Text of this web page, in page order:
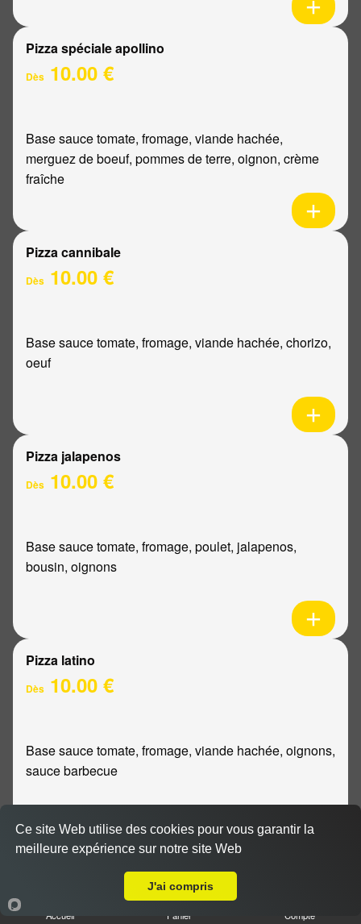
Pizza spéciale apollino
Dès 10.00 €
Base sauce tomate, fromage, viande hachée,
merguez de boeuf, pommes de terre, oignon, crème
fraîche
Pizza cannibale
Dès 10.00 €
Base sauce tomate, fromage, viande hachée, chorizo,
oeuf
Pizza jalapenos
Dès 10.00 €
Base sauce tomate, fromage, poulet, jalapenos,
bousin, oignons
Pizza latino
Dès 10.00 €
Base sauce tomate, fromage, viande hachée, oignons,
sauce barbecue
Accueil Panier Compte
Ce site Web utilise des cookies pour vous garantir la
meilleure expérience sur notre site Web
J'ai compris